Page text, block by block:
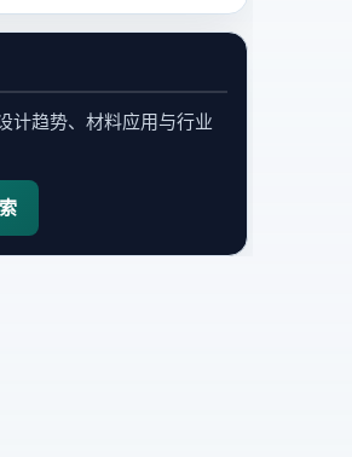
计趋势、材料应用与行业